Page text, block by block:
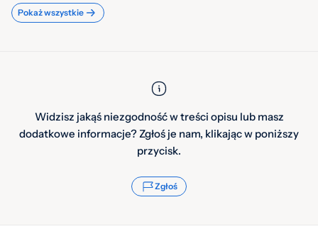
Pokaż wszystkie
Widzisz jakąś niezgodność w treści opisu lub masz
dodatkowe informacje? Zgłoś je nam, klikając w poniższy
przycisk.
Zgłoś